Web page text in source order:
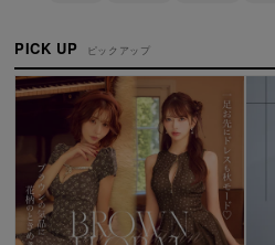
PICK UP ピックアップ